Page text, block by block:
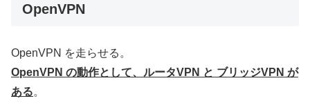
OpenVPN
OpenVPN を走らせる。
OpenVPN の動作として、ルータVPN と ブリッジVPN が
ある。